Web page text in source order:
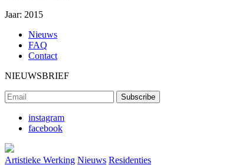
Jaar: 2015
Nieuws
FAQ
Contact
NIEUWSBRIEF
instagram
facebook
Artistieke Werking Nieuws Residenties